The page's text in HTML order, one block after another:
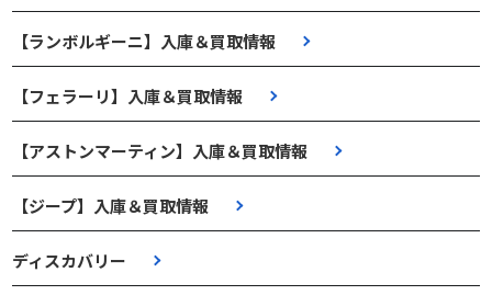
【ランボルギーニ】入庫＆買取情報
【フェラーリ】入庫＆買取情報
【アストンマーティン】入庫＆買取情報
【ジープ】入庫＆買取情報
ディスカバリー